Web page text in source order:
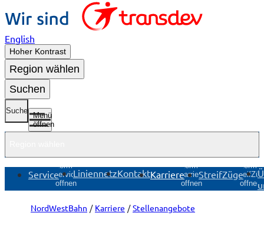
English
Hoher Kontrast
Region wählen
Suchen
Suche
Menü
öffnen
Service
Untermenü
Service
öffnen
LiniennetzKontaktKarriere
Untermenü
Karriere
öffnen
StreifZüge
öffnen
NordWestBahn Karriere Stellenangebote